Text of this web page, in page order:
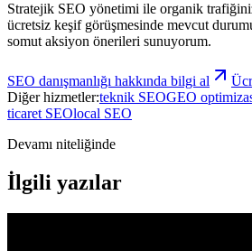
Stratejik SEO yönetimi ile organik
ücretsiz keşif görüşmesinde mevcut
somut aksiyon önerileri sunuyorum.
SEO danışmanlığı hakkında bilgi al
Diğer hizmetler:teknik SEOGEO
ticaret SEOlocal SEO
Devamı niteliğinde
İlgili yazılar